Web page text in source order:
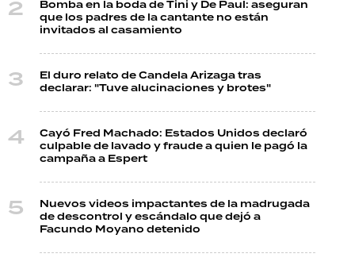
Bomba en la boda de Tini y De Paul: aseguran
que los padres de la cantante no están
invitados al casamiento
El duro relato de Candela Arizaga tras
declarar: "Tuve alucinaciones y brotes"
Cayó Fred Machado: Estados Unidos declaró
culpable de lavado y fraude a quien le pagó la
campaña a Espert
Nuevos videos impactantes de la madrugada
de descontrol y escándalo que dejó a
Facundo Moyano detenido